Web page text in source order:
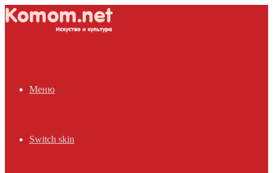
Меню
Switch skin